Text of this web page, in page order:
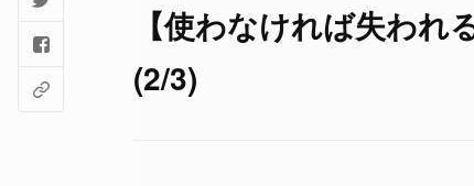
【使わなければ失わ
(2/3)